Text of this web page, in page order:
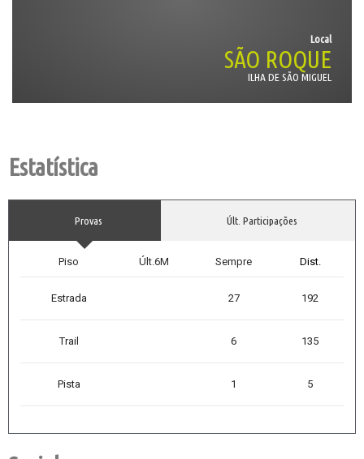
Local
SÃO ROQUE
ILHA DE SÃO MIGUEL
Estatística
Provas Últ. Participações
Piso Últ.6M Sempre Dist.
Estrada 27 192
Trail 6 135
Pista 1 5